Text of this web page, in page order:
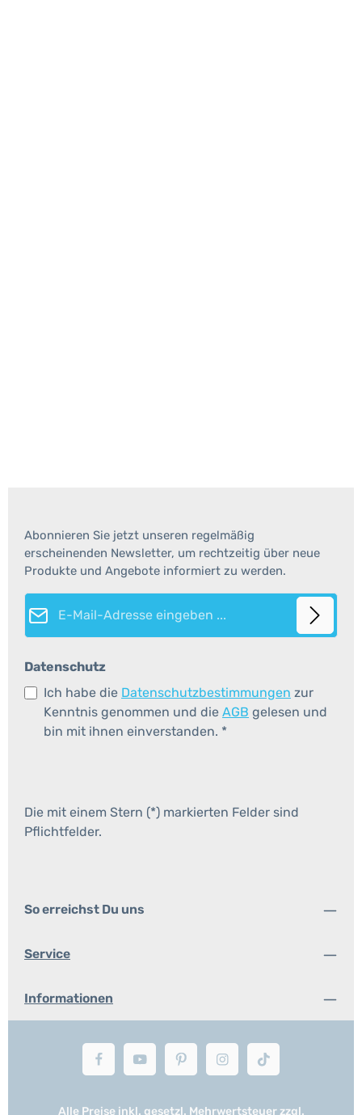
Abonnieren Sie jetzt unseren regelmäßig
erscheinenden Newsletter, um rechtzeitig über neue
Produkte und Angebote informiert zu werden.
E-Mail-Adresse*
Datenschutz
Ich habe die Datenschutzbestimmungen zur
Kenntnis genommen und die AGB gelesen und
bin mit ihnen einverstanden. *
Die mit einem Stern (*) markierten Felder sind
Pflichtfelder.
So erreichst Du uns
Service
Informationen
Alle Preise inkl. gesetzl. Mehrwertsteuer zzgl.